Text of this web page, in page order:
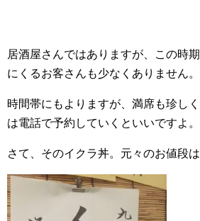
居酒屋さんではありますが、この時
にくるお客さんも少なくありません。
時間帯にもよりますが、満席も珍し
は電話で予約していくといいですよ。
さて、そのイクラ丼。元々のお値段